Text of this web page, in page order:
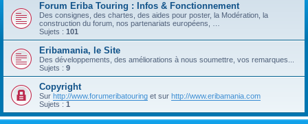
Forum Eriba Touring : Infos & Fonctionnement
Des consignes, des chartes, des aides pour poster, la Modération, la
construction du forum, nos partenariats européens, …
Sujets : 101
Eribamania, le Site
Des développements, des améliorations à nous soumettre, vos remarques...
Sujets : 9
Copyright
Sur http://www.forumeribatouring et sur http://www.eribamania.com
Sujets : 1